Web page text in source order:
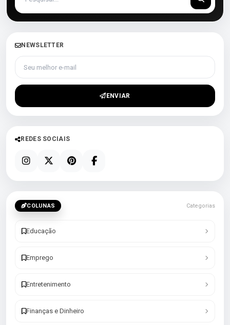
NEWSLETTER
Seu melhor e-mail
ENVIAR
REDES SOCIAIS
COLUNAS Categorias
Educação
Emprego
Entretenimento
Finanças e Dinheiro